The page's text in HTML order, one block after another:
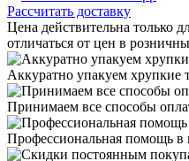
Рассчитать доставку
Цена действительна только
отличаться от цен в
Аккуратно упакуем хрупкие
Принимаем все способы
Профессиональная помощь в